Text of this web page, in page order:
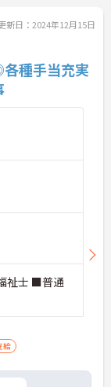
新日：2024年12月15日
種手当充実
祉士 ■普通
給